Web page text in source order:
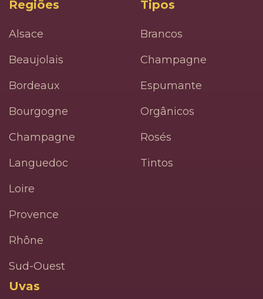
Regiões
Alsace
Beaujolais
Bordeaux
Bourgogne
Champagne
Languedoc
Loire
Provence
Rhône
Sud-Ouest
Tipos
Brancos
Champagne
Espumante
Orgânicos
Rosés
Tintos
Uvas